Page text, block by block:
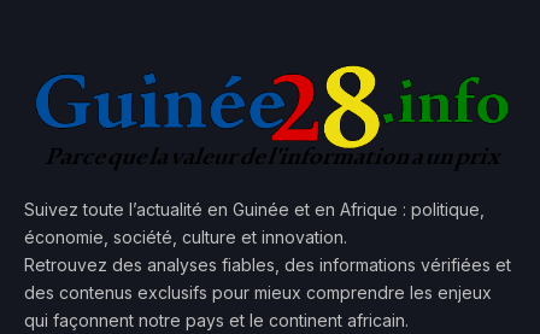
Suivez toute l’actualité en Guinée et en Afrique : politique,
économie, société, culture et innovation.
Retrouvez des analyses fiables, des informations vérifiées et
des contenus exclusifs pour mieux comprendre les enjeux
qui façonnent notre pays et le continent africain.